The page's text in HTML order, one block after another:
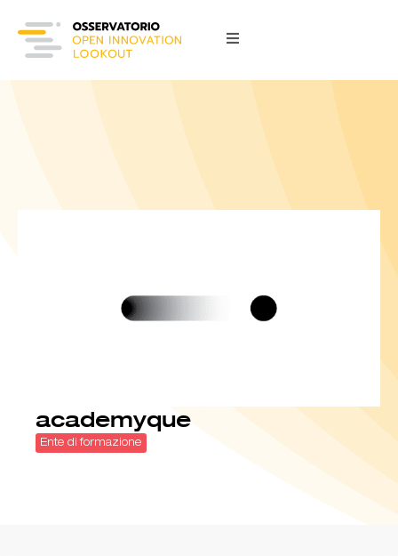
academyque
Ente di formazione